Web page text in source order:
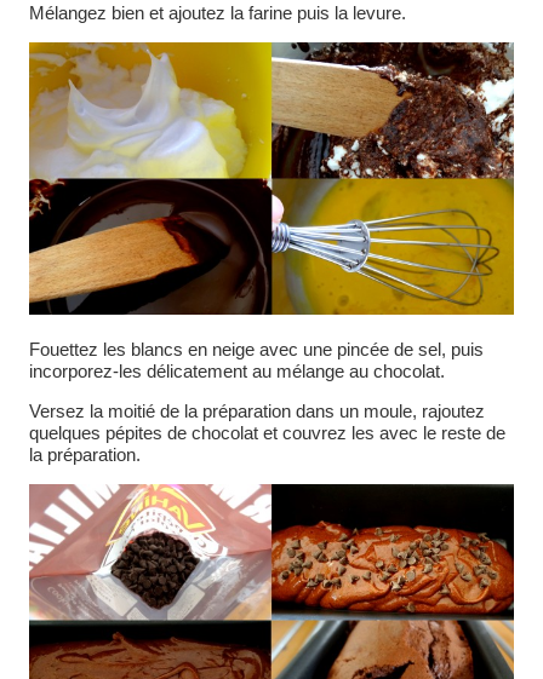
Mélangez bien et ajoutez la farine puis la levure.
Fouettez les blancs en neige avec une pincée de sel, puis
incorporez-les délicatement au mélange au chocolat.
Versez la moitié de la préparation dans un moule, rajoutez
quelques pépites de chocolat et couvrez les avec le reste de
la préparation.